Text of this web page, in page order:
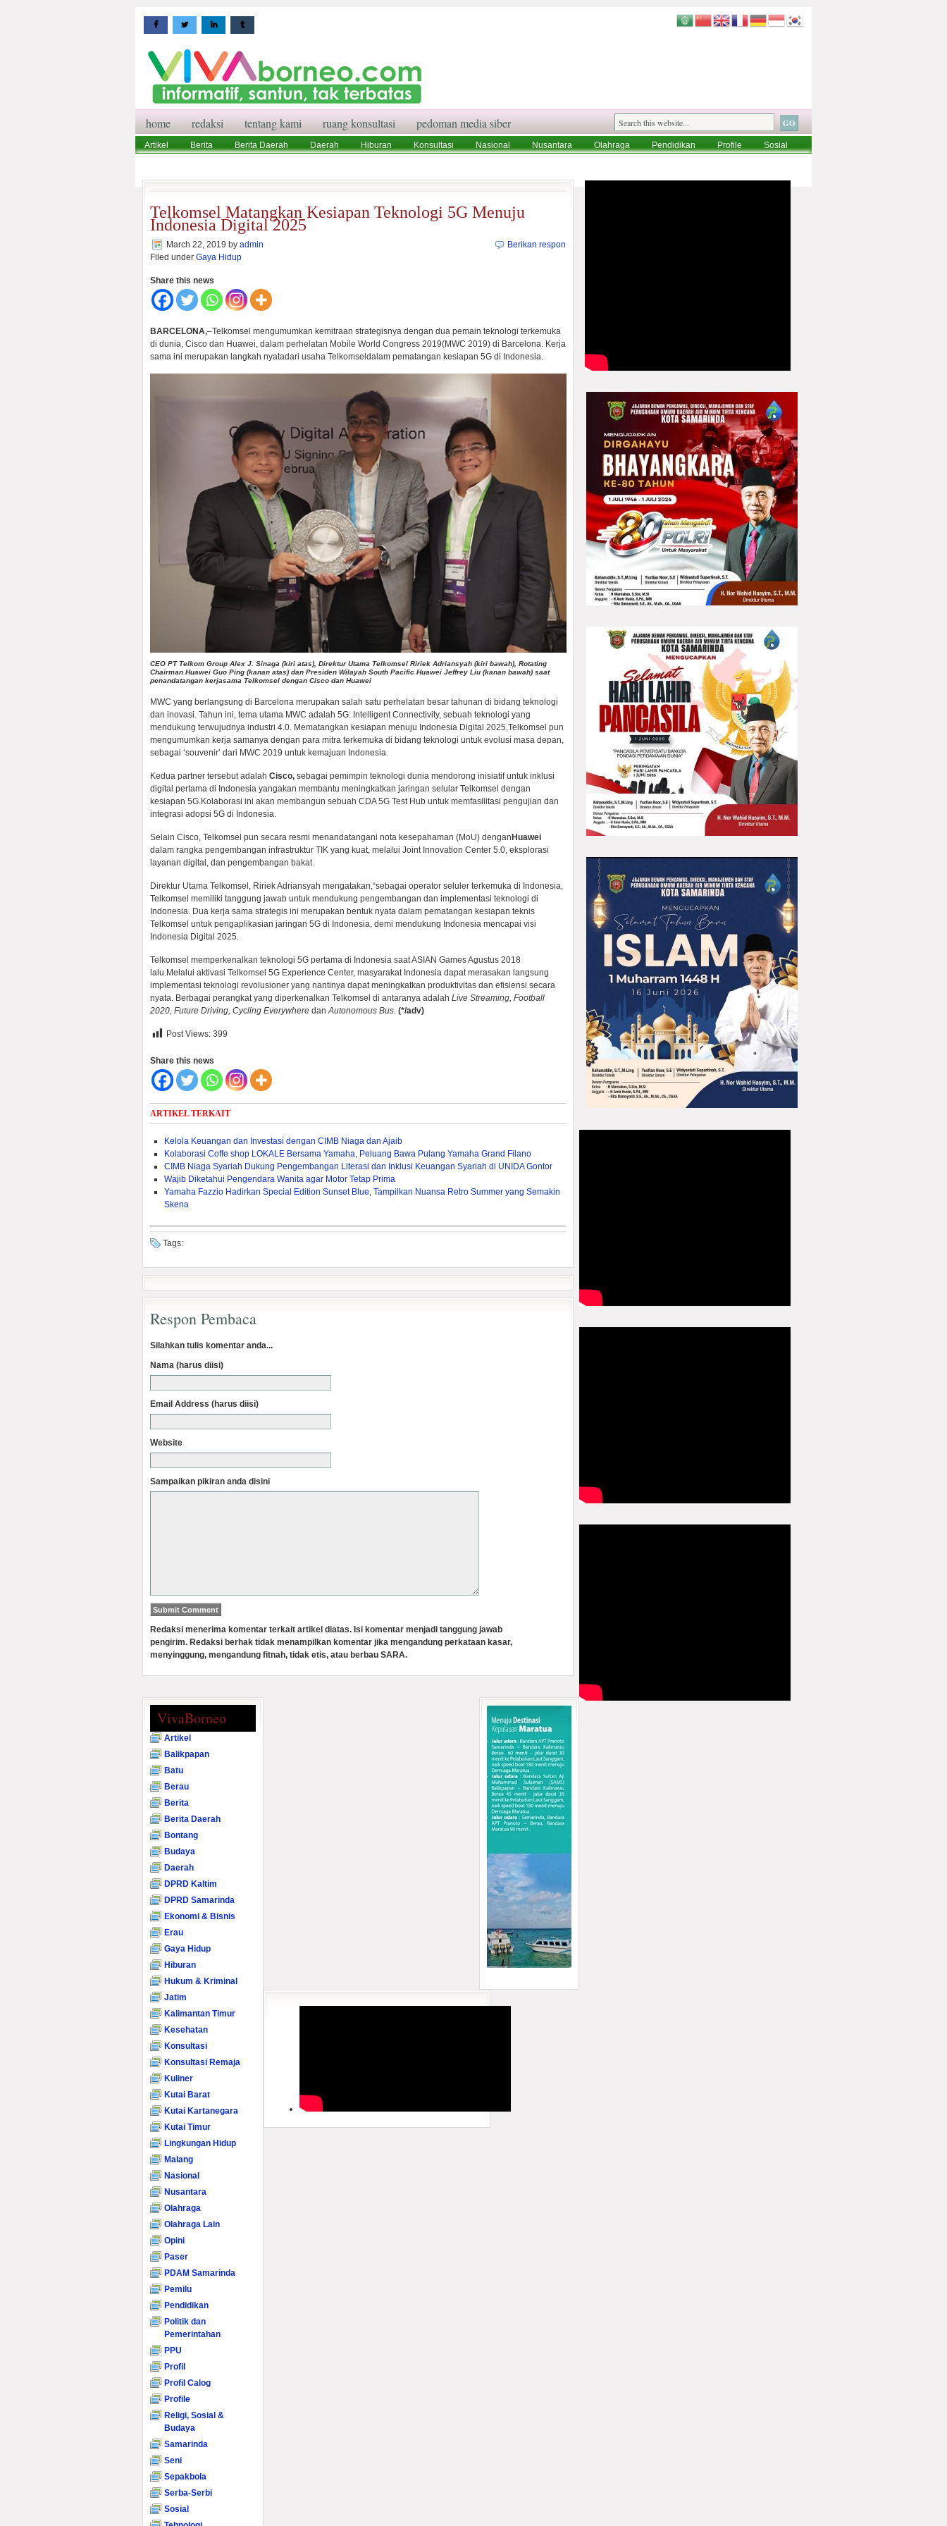
home redaksi tentang kami ruang konsultasi pedoman media siber
Artikel Berita Berita Daerah Daerah Hiburan Konsultasi Nasional Nusantara Olahraga Pendidikan Profile
Sosial
Telkomsel Matangkan Kesiapan Teknologi 5G Menuju
Indonesia Digital 2025
March 22, 2019 by admin
Filed under Gaya Hidup
Berikan respon
Share this news
BARCELONA,–Telkomsel mengumumkan kemitraan strategisnya dengan dua pemain teknologi terkemuka
di dunia, Cisco dan Huawei, dalam perhelatan Mobile World Congress 2019(MWC 2019) di Barcelona. Kerja
sama ini merupakan langkah nyatadari usaha Telkomseldalam pematangan kesiapan 5G di Indonesia.
CEO PT Telkom Group Alex J. Sinaga (kiri atas), Direktur Utama Telkomsel Ririek Adriansyah (kiri bawah), Rotating
Chairman Huawei Guo Ping (kanan atas) dan Presiden Wilayah South Pacific Huawei Jeffrey Liu (kanan bawah) saat
penandatangan kerjasama Telkomsel dengan Cisco dan Huawei
MWC yang berlangsung di Barcelona merupakan salah satu perhelatan besar tahunan di bidang teknologi
dan inovasi. Tahun ini, tema utama MWC adalah 5G: Intelligent Connectivity, sebuah teknologi yang
mendukung terwujudnya industri 4.0. Mematangkan kesiapan menuju Indonesia Digital 2025,Telkomsel pun
mengumumkan kerja samanya dengan para mitra terkemuka di bidang teknologi untuk evolusi masa depan,
sebagai ‘souvenir’ dari MWC 2019 untuk kemajuan Indonesia.
Kedua partner tersebut adalah Cisco, sebagai pemimpin teknologi dunia mendorong inisiatif untuk inklusi
digital pertama di Indonesia yangakan membantu meningkatkan jaringan selular Telkomsel dengan
kesiapan 5G.Kolaborasi ini akan membangun sebuah CDA 5G Test Hub untuk memfasilitasi pengujian dan
integrasi adopsi 5G di Indonesia.
Selain Cisco, Telkomsel pun secara resmi menandatangani nota kesepahaman (MoU) dengan Huawei
dalam rangka pengembangan infrastruktur TIK yang kuat, melalui Joint Innovation Center 5.0, eksplorasi
layanan digital, dan pengembangan bakat.
Direktur Utama Telkomsel, Ririek Adriansyah mengatakan,“sebagai operator seluler terkemuka di Indonesia,
Telkomsel memiliki tanggung jawab untuk mendukung pengembangan dan implementasi teknologi di
Indonesia. Dua kerja sama strategis ini merupakan bentuk nyata dalam pematangan kesiapan teknis
Telkomsel untuk pengaplikasian jaringan 5G di Indonesia, demi mendukung Indonesia mencapai visi
Indonesia Digital 2025.
Telkomsel memperkenalkan teknologi 5G pertama di Indonesia saat ASIAN Games Agustus 2018
lalu.Melalui aktivasi Telkomsel 5G Experience Center, masyarakat Indonesia dapat merasakan langsung
implementasi teknologi revolusioner yang nantinya dapat meningkatkan produktivitas dan efisiensi secara
nyata. Berbagai perangkat yang diperkenalkan Telkomsel di antaranya adalah Live Streaming, Football
2020, Future Driving, Cycling Everywhere danAutonomous Bus. (*/adv)
Post Views: 399
Share this news
ARTIKEL TERKAIT
Kelola Keuangan dan Investasi dengan CIMB Niaga dan Ajaib
Kolaborasi Coffe shop LOKALE Bersama Yamaha, Peluang Bawa Pulang Yamaha Grand Filano
CIMB Niaga Syariah Dukung Pengembangan Literasi dan Inklusi Keuangan Syariah di UNIDA Gontor
Wajib Diketahui Pengendara Wanita agar Motor Tetap Prima
Yamaha Fazzio Hadirkan Special Edition Sunset Blue, Tampilkan Nuansa Retro Summer yang Semakin
Skena
Tags:
Respon Pembaca
Silahkan tulis komentar anda...
Nama (harus diisi)
Email Address (harus diisi)
Website
Sampaikan pikiran anda disini
Redaksi menerima komentar terkait artikel diatas. Isi komentar menjadi tanggung jawab
pengirim. Redaksi berhak tidak menampilkan komentar jika mengandung perkataan kasar,
menyinggung, mengandung fitnah, tidak etis, atau berbau SARA.
VivaBorneo
Artikel
Balikpapan
Batu
Berau
Berita
Berita Daerah
Bontang
Budaya
Daerah
DPRD Kaltim
DPRD Samarinda
Ekonomi & Bisnis
Erau
Gaya Hidup
Hiburan
Hukum & Kriminal
Jatim
Kalimantan Timur
Kesehatan
Konsultasi
Konsultasi Remaja
Kuliner
Kutai Barat
Kutai Kartanegara
Kutai Timur
Lingkungan Hidup
Malang
Nasional
Nusantara
Olahraga
Olahraga Lain
Opini
Paser
PDAM Samarinda
Pemilu
Pendidikan
Politik dan
Pemerintahan
PPU
Profil
Profil Calog
Profile
Religi, Sosial &
Budaya
Samarinda
Seni
Sepakbola
Serba-Serbi
Sosial